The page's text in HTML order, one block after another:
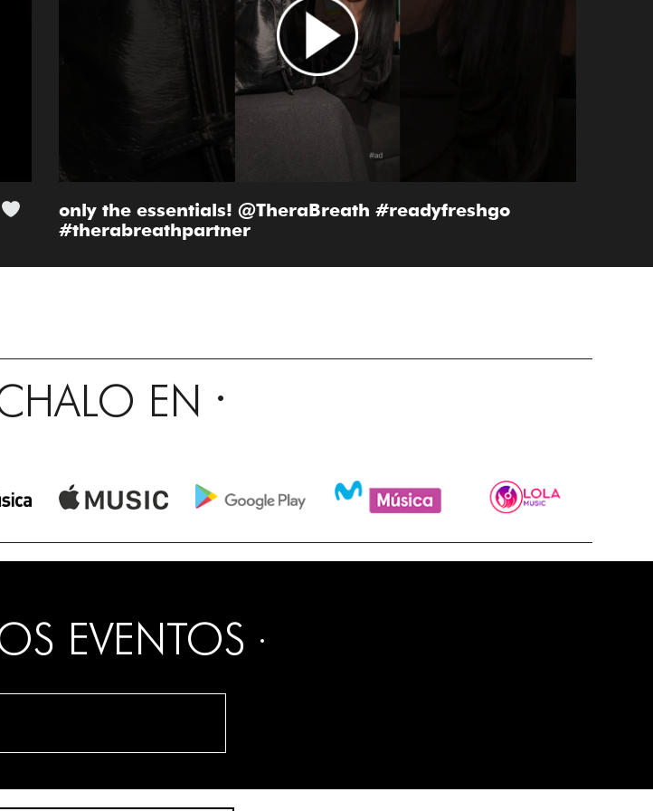
only the essentials! @TheraBreath #readyfreshgo
#therabreathpartner
EN
EVENTOS